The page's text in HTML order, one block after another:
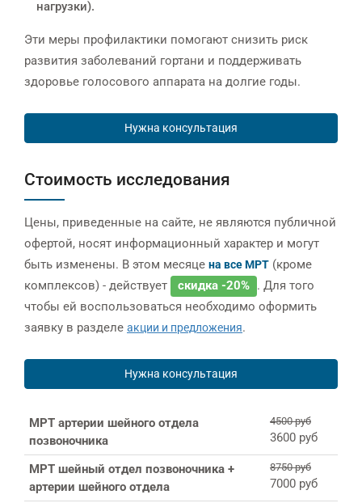
нагрузки).
Эти меры профилактики помогают снизить риск
развития заболеваний гортани и поддерживать
здоровье голосового аппарата на долгие годы.
Нужна консультация
Стоимость исследования
Цены, приведенные на сайте, не являются публичной
офертой, носят информационный характер и могут
быть изменены. В этом месяце на все МРТ (кроме
комплексов) - действует
скидка -20% . Для того
чтобы ей воспользоваться необходимо оформить
заявку в разделе акции и предложения.
Нужна консультация
МРТ артерии шейного отдела
позвоночника
4500 руб
3600 руб
МРТ шейный отдел позвоночника +
артерии шейного отдела
8750 руб
7000 руб